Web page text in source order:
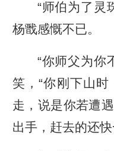
“师伯为了灵
杨戬感慨不已。
“你师父为你
笑，“你刚下山
走，说是你若遭
出手，赶去的还快